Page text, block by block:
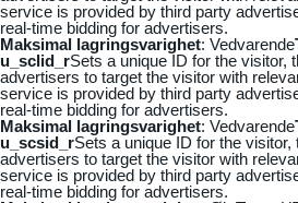
service is provided by third party
real-time bidding for advertisers.
Maksimal lagringsvarighet: Vedvarende
u_sclid_rSets a unique ID for the visitor,
advertisers to target the visitor with
service is provided by third party
real-time bidding for advertisers.
Maksimal lagringsvarighet: Vedvarende
u_scsid_rSets a unique ID for the
advertisers to target the visitor with
service is provided by third party
real-time bidding for advertisers.